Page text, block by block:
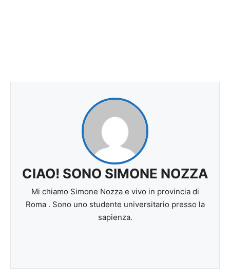
CIAO! SONO SIMONE NOZZA
Mi chiamo Simone Nozza e vivo in provincia di
Roma . Sono uno studente universitario presso la
sapienza.